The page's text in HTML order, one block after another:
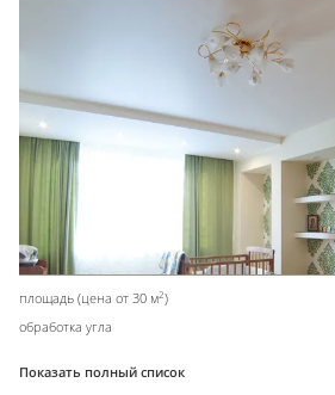
площадь (цена от 30 м2)
обработка угла
Показать полный список